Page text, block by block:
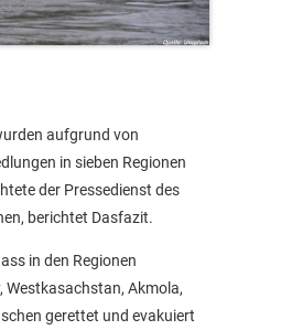
aufgrund von
in sieben Regionen
der Pressedienst des
berichtet Dasfazit.
in den Regionen
Westkasachstan, Akmola,
gerettet und evakuiert